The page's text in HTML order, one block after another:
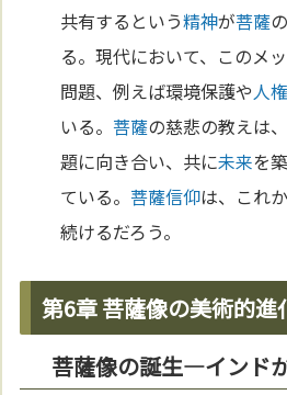
共有するという精神が菩薩
る。現代において、このメ
問題、例えば環境保護や人権
いる。菩薩の慈悲の教えは
題に向き合い、共に未来を
ている。菩薩信仰は、これ
続けるだろう。
第6章 菩薩像の美術的
菩薩像の誕生—インド